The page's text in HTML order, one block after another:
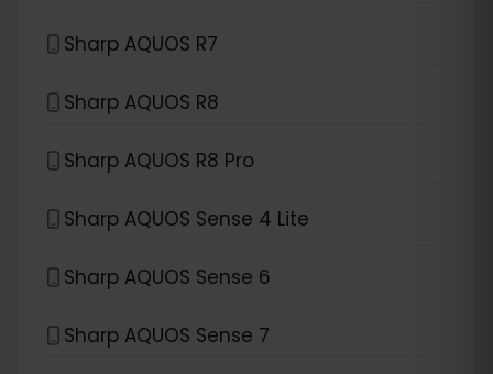
Sharp AQUOS R7
Sharp AQUOS R8
Sharp AQUOS R8 Pro
Sharp AQUOS Sense 4 Lite
Sharp AQUOS Sense 6
Sharp AQUOS Sense 7